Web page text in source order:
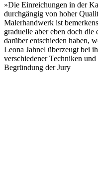
»Die Einreichungen in der
durchgängig von hoher
Malerhandwerk ist
graduelle aber eben doch die
darüber entschieden haben,
Leona Jahnel überzeugt bei
verschiedener Techniken
Begründung der Jury